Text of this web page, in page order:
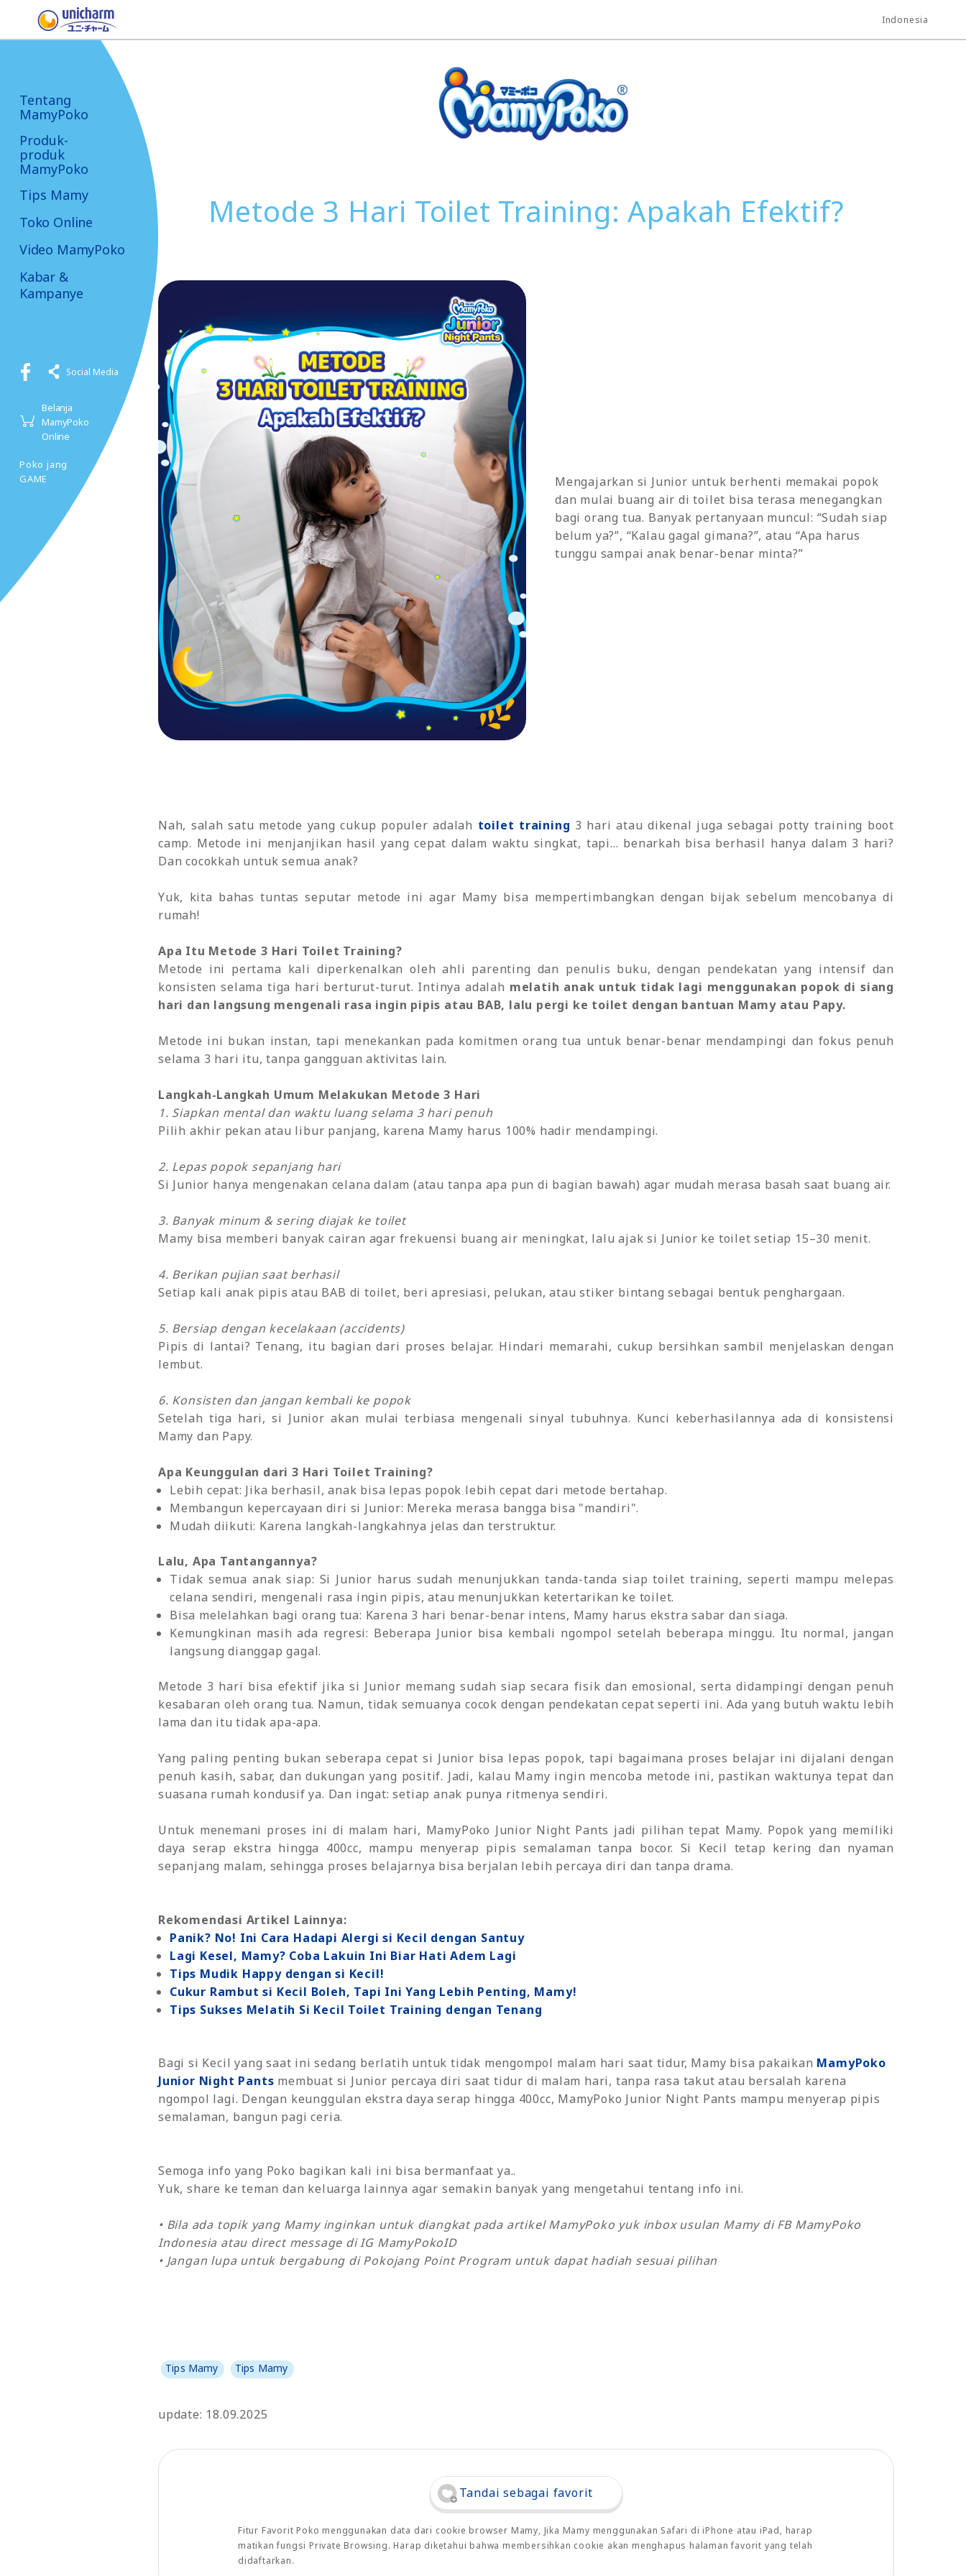
Indonesia
Tentang
MamyPoko
Produk-
produk
MamyPoko
Tips Mamy
Toko Online
Video MamyPoko
Kabar &
Kampanye
Social Media
Belanja
MamyPoko
Online
Poko jang
GAME
Metode 3 Hari Toilet Training: Apakah Efektif?
Mengajarkan si Junior untuk berhenti memakai popok
dan mulai buang air di toilet bisa terasa menegangkan
bagi orang tua. Banyak pertanyaan muncul: “Sudah siap
belum ya?”, “Kalau gagal gimana?”, atau “Apa harus
tunggu sampai anak benar-benar minta?”
Nah, salah satu metode yang cukup populer adalah toilet training 3 hari atau dikenal juga sebagai potty training boot
camp. Metode ini menjanjikan hasil yang cepat dalam waktu singkat, tapi... benarkah bisa berhasil hanya dalam 3 hari?
Dan cocokkah untuk semua anak?
Yuk, kita bahas tuntas seputar metode ini agar Mamy bisa mempertimbangkan dengan bijak sebelum mencobanya di
rumah!
Apa Itu Metode 3 Hari Toilet Training?
Metode ini pertama kali diperkenalkan oleh ahli parenting dan penulis buku, dengan pendekatan yang intensif dan
konsisten selama tiga hari berturut-turut. Intinya adalah melatih anak untuk tidak lagi menggunakan popok di siang
hari dan langsung mengenali rasa ingin pipis atau BAB, lalu pergi ke toilet dengan bantuan Mamy atau Papy.
Metode ini bukan instan, tapi menekankan pada komitmen orang tua untuk benar-benar mendampingi dan fokus penuh
selama 3 hari itu, tanpa gangguan aktivitas lain.
Langkah-Langkah Umum Melakukan Metode 3 Hari
1. Siapkan mental dan waktu luang selama 3 hari penuh
Pilih akhir pekan atau libur panjang, karena Mamy harus 100% hadir mendampingi.
2. Lepas popok sepanjang hari
Si Junior hanya mengenakan celana dalam (atau tanpa apa pun di bagian bawah) agar mudah merasa basah saat buang air.
3. Banyak minum & sering diajak ke toilet
Mamy bisa memberi banyak cairan agar frekuensi buang air meningkat, lalu ajak si Junior ke toilet setiap 15–30 menit.
4. Berikan pujian saat berhasil
Setiap kali anak pipis atau BAB di toilet, beri apresiasi, pelukan, atau stiker bintang sebagai bentuk penghargaan.
5. Bersiap dengan kecelakaan (accidents)
Pipis di lantai? Tenang, itu bagian dari proses belajar. Hindari memarahi, cukup bersihkan sambil menjelaskan dengan
lembut.
6. Konsisten dan jangan kembali ke popok
Setelah tiga hari, si Junior akan mulai terbiasa mengenali sinyal tubuhnya. Kunci keberhasilannya ada di konsistensi
Mamy dan Papy.
Apa Keunggulan dari 3 Hari Toilet Training?
Lebih cepat: Jika berhasil, anak bisa lepas popok lebih cepat dari metode bertahap.
Membangun kepercayaan diri si Junior: Mereka merasa bangga bisa "mandiri".
Mudah diikuti: Karena langkah-langkahnya jelas dan terstruktur.
Lalu, Apa Tantangannya?
Tidak semua anak siap: Si Junior harus sudah menunjukkan tanda-tanda siap toilet training, seperti mampu melepas
celana sendiri, mengenali rasa ingin pipis, atau menunjukkan ketertarikan ke toilet.
Bisa melelahkan bagi orang tua: Karena 3 hari benar-benar intens, Mamy harus ekstra sabar dan siaga.
Kemungkinan masih ada regresi: Beberapa Junior bisa kembali ngompol setelah beberapa minggu. Itu normal, jangan
langsung dianggap gagal.
Metode 3 hari bisa efektif jika si Junior memang sudah siap secara fisik dan emosional, serta didampingi dengan penuh
kesabaran oleh orang tua. Namun, tidak semuanya cocok dengan pendekatan cepat seperti ini. Ada yang butuh waktu lebih
lama dan itu tidak apa-apa.
Yang paling penting bukan seberapa cepat si Junior bisa lepas popok, tapi bagaimana proses belajar ini dijalani dengan
penuh kasih, sabar, dan dukungan yang positif. Jadi, kalau Mamy ingin mencoba metode ini, pastikan waktunya tepat dan
suasana rumah kondusif ya. Dan ingat: setiap anak punya ritmenya sendiri.
Untuk menemani proses ini di malam hari, MamyPoko Junior Night Pants jadi pilihan tepat Mamy. Popok yang memiliki
daya serap ekstra hingga 400cc, mampu menyerap pipis semalaman tanpa bocor. Si Kecil tetap kering dan nyaman
sepanjang malam, sehingga proses belajarnya bisa berjalan lebih percaya diri dan tanpa drama.
Rekomendasi Artikel Lainnya:
Panik? No! Ini Cara Hadapi Alergi si Kecil dengan Santuy
Lagi Kesel, Mamy? Coba Lakuin Ini Biar Hati Adem Lagi
Tips Mudik Happy dengan si Kecil!
Cukur Rambut si Kecil Boleh, Tapi Ini Yang Lebih Penting, Mamy!
Tips Sukses Melatih Si Kecil Toilet Training dengan Tenang
Bagi si Kecil yang saat ini sedang berlatih untuk tidak mengompol malam hari saat tidur, Mamy bisa pakaikan MamyPoko
Junior Night Pants membuat si Junior percaya diri saat tidur di malam hari, tanpa rasa takut atau bersalah karena
ngompol lagi. Dengan keunggulan ekstra daya serap hingga 400cc, MamyPoko Junior Night Pants mampu menyerap pipis
semalaman, bangun pagi ceria.
Semoga info yang Poko bagikan kali ini bisa bermanfaat ya..
Yuk, share ke teman dan keluarga lainnya agar semakin banyak yang mengetahui tentang info ini.
• Bila ada topik yang Mamy inginkan untuk diangkat pada artikel MamyPoko yuk inbox usulan Mamy di FB MamyPoko
Indonesia atau direct message di IG MamyPokoID
• Jangan lupa untuk bergabung di Pokojang Point Program untuk dapat hadiah sesuai pilihan
Tips Mamy Tips Mamy
update: 18.09.2025
Tandai sebagai favorit
Fitur Favorit Poko menggunakan data dari cookie browser Mamy, Jika Mamy menggunakan Safari di iPhone atau iPad, harap
matikan fungsi Private Browsing. Harap diketahui bahwa membersihkan cookie akan menghapus halaman favorit yang telah
didaftarkan.